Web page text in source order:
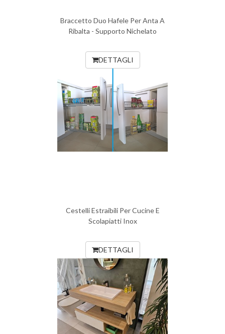
Braccetto Duo Hafele Per Anta A
Ribalta - Supporto Nichelato
DETTAGLI
Cestelli Estraibili Per Cucine E
Scolapiatti Inox
DETTAGLI